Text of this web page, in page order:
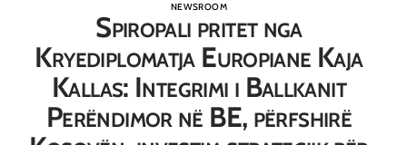
NEWSROOM
Spiropali pritet nga
Kryediplomatja Europiane Kaja
Kallas: Integrimi i Ballkanit
Perëndimor në BE, përfshirë